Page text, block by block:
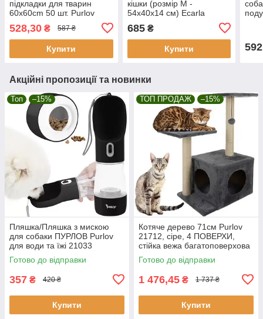
підкладки для тварин
60x60cm 50 шт. Purlov
528,30 ₴ 587 ₴
Купити
кішки (розмір М -
54x40x14 см) Ecarla
685₴
Купити 592
Акційні пропозиції та новинки
Топ –15%
Пляшка/Пляшка з мискою
для собаки ПУРЛОВ Purlov
для води та їжі 21033
Польща
Готово до відправки
357 ₴ 420 ₴
Купити
ТОП ПРОДАЖ –15%
Котяче дерево 71см Purlov
21712, сіре, 4 ПОВЕРХИ,
стійка вежа багатоповерхова
для котів, КІГТЕТОЧКА
Готово до відправки
1 476,45 ₴ 1 737 ₴
Купити